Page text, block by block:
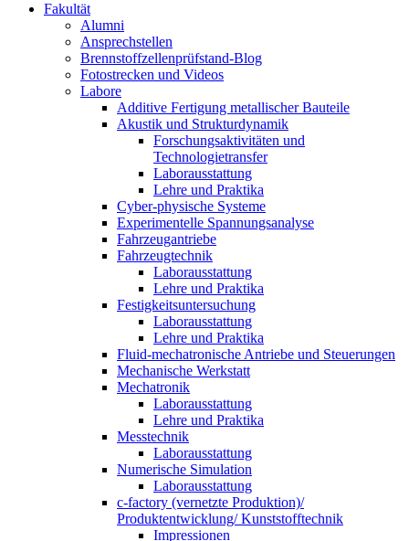
Fakultät
Alumni
Ansprechstellen
Brennstoffzellenprüfstand-Blog
Fotostrecken und Videos
Labore
Additive Fertigung metallischer Bauteile
Akustik und Strukturdynamik
Forschungsaktivitäten und
Technologietransfer
Laborausstattung
Lehre und Praktika
Cyber-physische Systeme
Experimentelle Spannungsanalyse
Fahrzeugantriebe
Fahrzeugtechnik
Laborausstattung
Lehre und Praktika
Festigkeitsuntersuchung
Laborausstattung
Lehre und Praktika
Fluid-mechatronische Antriebe und Steuerungen
Mechanische Werkstatt
Mechatronik
Laborausstattung
Lehre und Praktika
Messtechnik
Laborausstattung
Numerische Simulation
Laborausstattung
c-factory (vernetzte Produktion)/
Produktentwicklung/ Kunststofftechnik
Impressionen